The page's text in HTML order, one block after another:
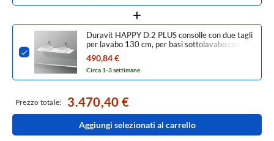
Duravit HAPPY D.2 PLUS consolle con due tagli
per lavabo 130 cm, per basi sottolavabo con
consolle, colore bianco finitura lucido
HP032KB2222
490,84 €
Circa 1-3 settimane
Prezzo totale: 3.470,40 €
Aggiungi selezionati al carrello